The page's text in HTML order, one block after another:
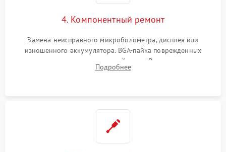
4. Компонентный ремонт
Замена неисправного микроболометра, дисплея или
изношенного аккумулятора. BGA-пайка поврежденных
контроллеров на материнской плате. Восстановление
разъемов и кнопок, замена поврежденных элементов
Подробнее